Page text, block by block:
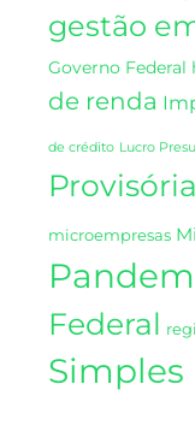
gestão
Governo Federal
de renda
de crédito Lucro
Provisória
microempresas
Federal
Simples